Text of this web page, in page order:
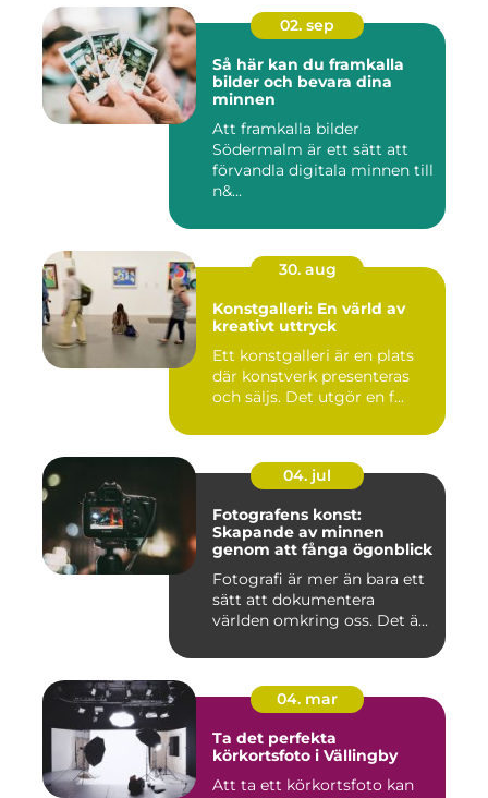
02. sep
Så här kan du framkalla
bilder och bevara dina
minnen
Att framkalla bilder
Södermalm är ett sätt att
förvandla digitala minnen till
n&...
30. aug
Konstgalleri: En värld av
kreativt uttryck
Ett konstgalleri är en plats
där konstverk presenteras
och säljs. Det utgör en f...
04. jul
Fotografens konst:
Skapande av minnen
genom att fånga ögonblick
Fotografi är mer än bara ett
sätt att dokumentera
världen omkring oss. Det ä...
04. mar
Ta det perfekta
körkortsfoto i Vällingby
Att ta ett körkortsfoto kan